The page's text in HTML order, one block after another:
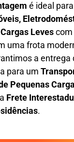
é ideal
Levescom
uma frota
a entrega
para um
Pequenas
Frete
.